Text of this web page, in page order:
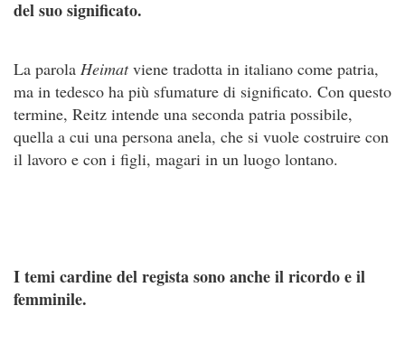
del suo significato.
La parola Heimatviene tradotta in italiano come patria,
ma in tedesco ha più sfumature di significato. Con questo
termine, Reitz intende una seconda patria possibile,
quella a cui una persona anela, che si vuole costruire con
il lavoro e con i figli, magari in un luogo lontano.
I temi cardine del regista sono anche il ricordo e il
femminile.